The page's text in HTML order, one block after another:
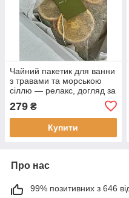
Чайний пакетик для ванни
з травами та морською
сіллю — релакс, догляд за
279 ₴
Купити
Про нас
99% позитивних з 646